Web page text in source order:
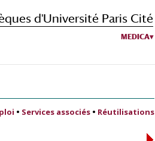
d'Université Paris Cité
MEDICA
• Services associés • Réutilisations